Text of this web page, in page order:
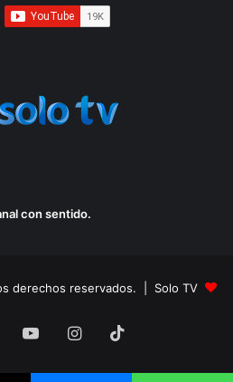
con sentido.
derechos reservados. | Solo TV
YouTubeInstagram